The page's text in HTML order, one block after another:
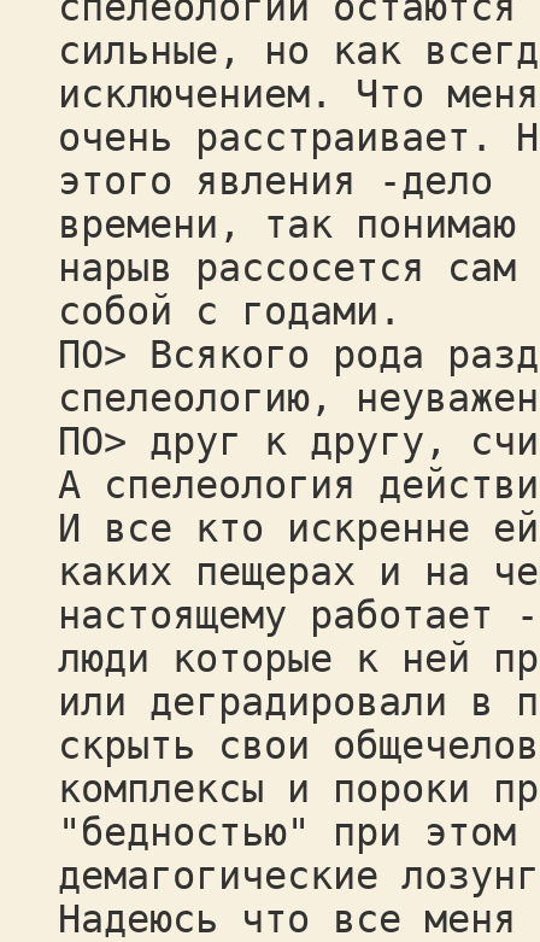
сильные, но как
исключением. Что
очень расстраивает.
этого явления -дело
времени, так
нарыв рассосется сам
собой с годами.
ПО> Всякого рода
спелеологию,
ПО> друг к другу,
А спелеология
И все кто искренне
каких пещерах и на
настоящему
люди которые к ней
или деградировали в
скрыть свои
комплексы и пороки
"бедностью" при этом
демагогические
Надеюсь что все меня